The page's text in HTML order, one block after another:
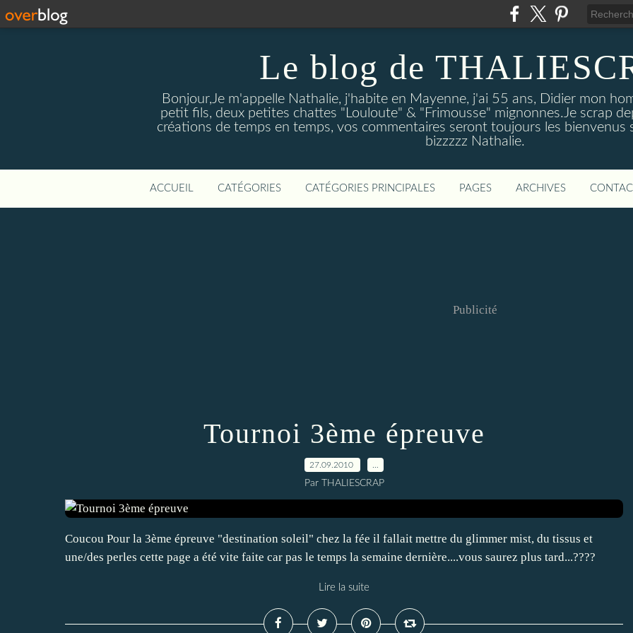
Le blog de
Bonjour,Je m'appelle Nathalie, j'habite en Mayenne, j'ai 55 ans, Didier mon
petit fils, deux petites chattes "Louloute" & "Frimousse" mignonnes.Je scrap
créations de temps en temps, vos commentaires seront toujours les bienvenus
bizzzzz Nathalie.
ACCUEIL CATÉGORIES CATÉGORIES PRINCIPALES PAGES ARCHIVES
Publicité
Tournoi 3ème épreuve
27.09.2010
Par THALIESCRAP
Coucou Pour la 3ème épreuve "destination soleil" chez la fée il fallait mettre du glimmer mist, du tissus et
une/des perles cette page a été vite faite car pas le temps la semaine dernière....vous saurez plus tard...????
Lire la suite